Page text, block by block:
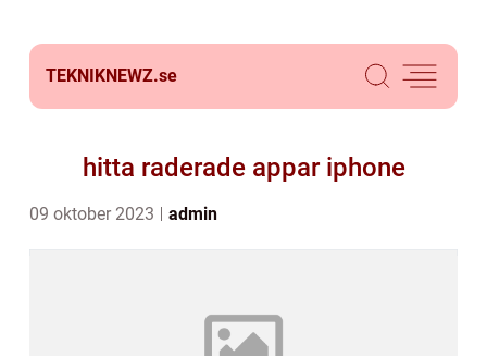
TEKNIKNEWZ.se
hitta raderade appar iphone
09 oktober 2023 admin